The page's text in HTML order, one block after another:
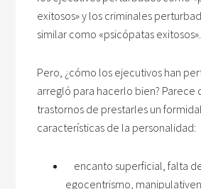
exitosos» y los criminales
similar como «psicópatas exitosos».
Pero, ¿cómo los ejecutivos han
arregló para hacerlo bien? Parece
trastornos de prestarles un
características de la personalidad:
encanto superficial, falta
egocentrismo,